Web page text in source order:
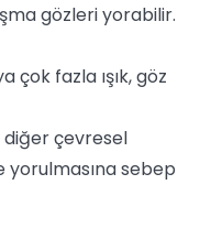
gözleri yorabilir.
çok fazla ışık, göz
diğer çevresel
yorulmasına sebep